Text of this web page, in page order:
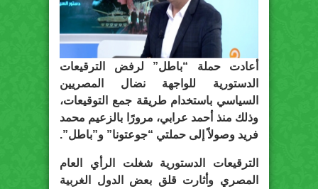
أعادت حملة “باطل” لرفض الترقيعات
الدستورية للواجهة نضال المصريين
السياسي باستخدام طريقة جمع التوقيعات،
وذلك منذ أحمد عرابي، مرورًا بالزعيم محمد
فريد وصولاً إلى حملتي “جوعتونا” و”باطل”.
الترقيعات الدستورية شغلت الرأي العام
المصري وأثارت قلق بعض الدول الغربية